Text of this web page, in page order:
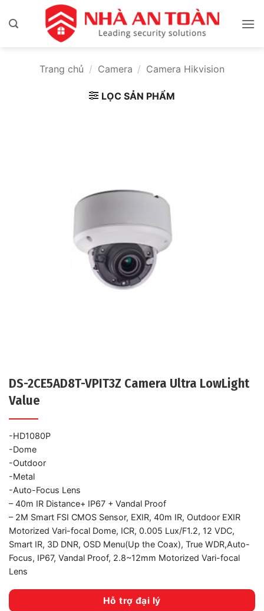
qua
Trang chủ / Camera / Camera Hikvision
LỌC SẢN PHẨM
DS-2CE5AD8T-VPIT3Z Camera Ultra LowLight
Value
-HD1080P
-Dome
-Outdoor
-Metal
-Auto-Focus Lens
– 40m IR Distance+ IP67 + Vandal Proof
– 2M Smart FSI CMOS Sensor, EXIR, 40m IR, Outdoor EXIR
Motorized Vari-focal Dome, ICR, 0.005 Lux/F1.2, 12 VDC,
Smart IR, 3D DNR, OSD Menu(Up the Coax), True WDR,Auto-
Focus, IP67, Vandal Proof, 2.8~12mm Motorized Vari-focal
Lens
Hỗ trợ đại lý